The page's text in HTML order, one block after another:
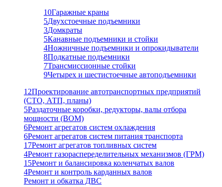
10Гаражные краны
5Двухстоечные подъемники
3Домкраты
5Канавные подъемники и стойки
4Ножничные подъемники и опрокидыватели
8Подкатные подъемники
7Трансмиссионные стойки
9Четырех и шестистоечные автоподъемники
12Проектирование автотранспортных предприятий
(СТО, АТП, планы)
5Раздаточные коробки, редукторы, валы отбора
мощности (ВОМ)
6Ремонт агрегатов систем охлаждения
6Ремонт агрегатов систем питания транспорта
17Ремонт агрегатов топливных систем
4Ремонт газораспеределительных механизмов (ГРМ)
15Ремонт и балансировка коленчатых валов
4Ремонт и контроль карданных валов
Ремонт и обкатка ДВС